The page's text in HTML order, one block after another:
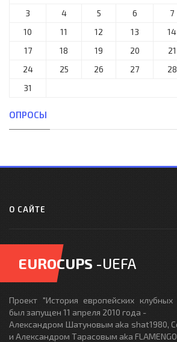
3
4 5 6 7
10
11 12 13 14
17
18 19 20 21
24
25 26 27 28
31
ОПРОСЫ
О САЙТЕ
EUROCUPS -UEFA
Проект "История европейских клубных
был запущен 11 апреля 2010 года -
Александром Шатуновым aka shat1980,
и Александром Тарасовым aka